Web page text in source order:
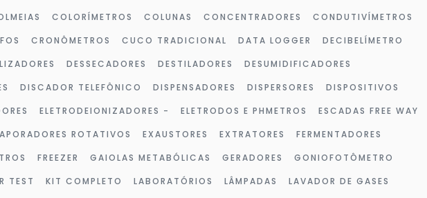
COLORÍMETROS COLUNAS CONCENTRADORES
CONDUTIVÍMETROS
CRONÔMETROS CUCO TRADICIONAL DATA LOGGER
DECIBELÍMETRO
DESSECADORES DESTILADORES
DESUMIDIFICADORES
DISCADOR TELEFÔNICO DISPENSADORES DISPERSORES
DISPOSITIVOS
ELETRODEIONIZADORES - ELETRODOS E PHMETROS
ESCADAS FREE WAY
ROTATIVOS EXAUSTORES EXTRATORES
FERMENTADORES
FREEZER GAIOLAS METABÓLICAS GERADORES
GONIOFOTÔMETRO
TEST KIT COMPLETO LABORATÓRIOS LÂMPADAS
LAVADOR DE GASES